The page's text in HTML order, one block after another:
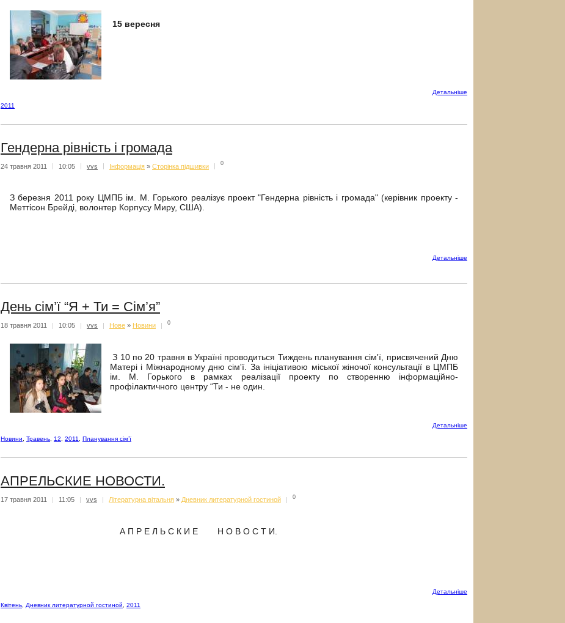
15 вересня
Детальнiше
2011
Гендерна рівність і громада
24 травня 2011 10:05 vvs Iнформацiя » Сторінка підшивки 0
З березня 2011 року ЦМПБ ім. М. Горького реалізує проект "Гендерна рівність і громада" (керівник проекту -
Меттісон Брейді, волонтер Корпусу Миру, США).
Детальнiше
День сім’ї “Я + Ти = Сім’я”
18 травня 2011 | 10:05 | vvs | Нове » Новини | 0
З 10 по 20 травня в Україні проводиться Тиждень планування сім'ї, присвячений Дню
Матері і Міжнародному дню сім'ї. За ініціативою міської жіночої консультації в ЦМПБ
ім. М. Горького в рамках реалізації проекту по створенню інформаційно-
профілактичного центру “Ти - не один.
Детальнiше
Новини
Травень 12 2011 Планування сім’ї
АПРЕЛЬСКИЕ НОВОСТИ.
17 травня 2011 | 11:05 | vvs | Літературна вітальня » Дневник литературной гостиной | 0
А П Р Е Л Ь С К И Е Н О В О С Т И.
Детальнiше
Квітень
Дневник литературной гостиной 2011